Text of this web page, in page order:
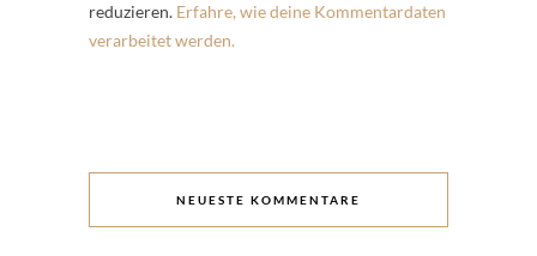
reduzieren. Erfahre, wie deine Kommentardaten
verarbeitet werden.
NEUESTE KOMMENTARE